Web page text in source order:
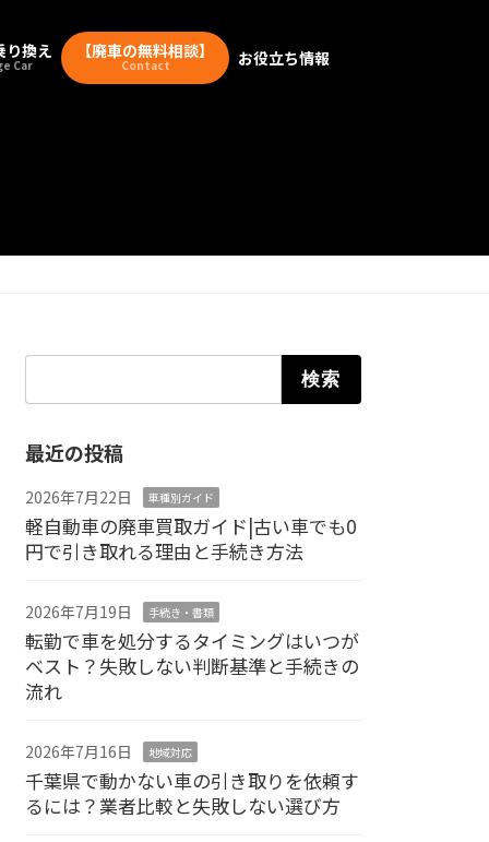
り換え
Car
【廃車の無料相談】
Contact お役立ち情報
最近の投稿
2026年7月22日 車種別ガイド
軽自動車の廃車買取ガイド|古い車でも0
円で引き取れる理由と手続き方法
2026年7月19日 手続き・書類
転勤で車を処分するタイミングはいつが
ベスト？失敗しない判断基準と手続きの
流れ
2026年7月16日 地域対応
千葉県で動かない車の引き取りを依頼す
るには？業者比較と失敗しない選び方